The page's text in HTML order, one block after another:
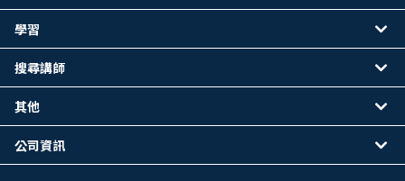
學習
搜尋講師
其他
公司資訊